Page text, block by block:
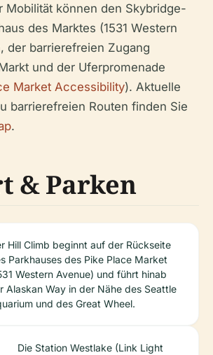
Mobilität können den Skybridge-
des Marktes (1531 Western
der barrierefreien Zugang
und der Uferpromenade
Market Accessibility). Aktuelle
barrierefreien Routen finden Sie
.
& Parken
Hill Climb beginnt auf der Rückseite
Parkhauses des Pike Place Market
Western Avenue) und führt hinab
Alaskan Way in der Nähe des Seattle
und des Great Wheel.
Die Station Westlake (Link Light